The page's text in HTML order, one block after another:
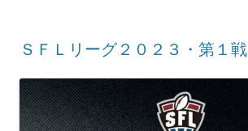
ＳＦＬリーグ２０２３・第１戦